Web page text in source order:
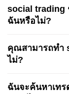
social trading
ฉันหรือไม่?
คุณสามารถทำ
ไม่?
ฉันจะค้นหาเทร